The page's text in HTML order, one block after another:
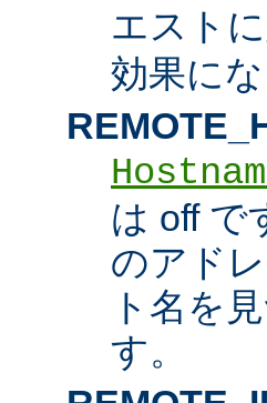
エスト
効果にな
は off で
のアド
ト名を
す。